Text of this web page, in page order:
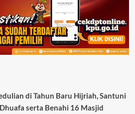
di Tahun Baru Hijriah, Santuni
serta Benahi 16 Masjid